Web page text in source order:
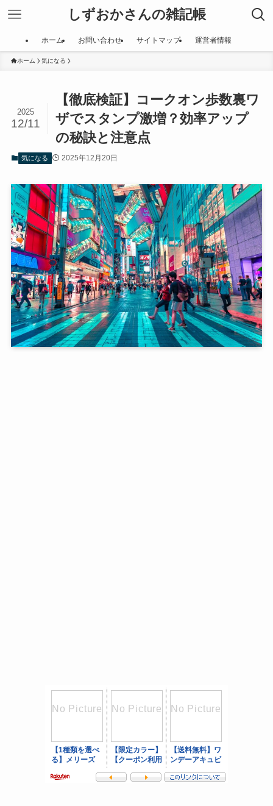
しずおかさんの雑記帳
ホーム お問い合わせ サイトマップ 運営者情報
ホーム 気になる
【徹底検証】コークオン歩数裏ワ
ザでスタンプ激増？効率アップ
の秘訣と注意点
2025
12/11
気になる 2025年12月20日